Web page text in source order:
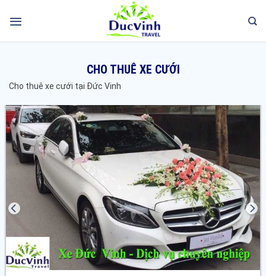
CHO THUÊ XE CƯỚI
Cho thuê xe cưới tại Đức Vinh